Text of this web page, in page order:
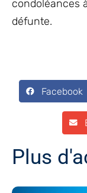
condoléances
défunte.
Facebook
Plus